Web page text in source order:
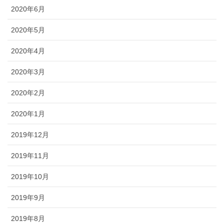
2020年6月
2020年5月
2020年4月
2020年3月
2020年2月
2020年1月
2019年12月
2019年11月
2019年10月
2019年9月
2019年8月